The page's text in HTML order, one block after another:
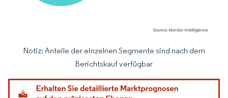
Bild © Mordor Intelligence. Wiederverwendung erfordert Namensnennung
Notiz: Anteile der einzelnen Segmente sind nach dem
Berichtskauf verfügbar